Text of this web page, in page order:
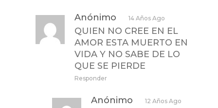
Anónimo 14 Años Ago
QUIEN NO CREE EN EL
AMOR ESTA MUERTO EN
VIDA Y NO SABE DE LO
QUE SE PIERDE
Responder
Anónimo 12 Años Ago